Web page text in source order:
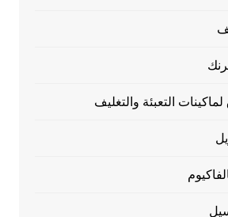
التعبئة والتغليف